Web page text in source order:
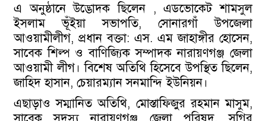
এ অনুষ্ঠানে উদ্ভোদক ছিলেন , এডভোকেট শামসুল
ইসলাম ভূঁইয়া সভাপতি, সোনারগাঁ উপজেলা
আওয়ামীলীগ, প্রধান বক্তা: এস. এম জাহাঙ্গীর হোসেন,
সাবেক শিল্প ও বাণিজ্যিক সম্পাদক নারায়ণগঞ্জ জেলা
আওয়ামী লীগ। বিশেষ অতিথি হিসেবে উপস্থিত ছিলেন,
জাহিদ হাসান, চেয়ারম্যান সনমান্দি ইউনিয়ন।
এছাড়াও সম্মানিত অতিথি, মোস্তাফিজুর রহমান মাসুম,